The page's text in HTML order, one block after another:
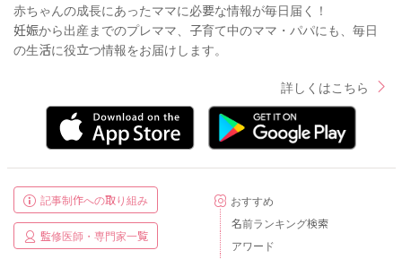
赤ちゃんの成長にあったママに必要な情報が毎日届く！
妊娠から出産までのプレママ、子育て中のママ・パパにも、毎日
の生活に役立つ情報をお届けします。
詳しくはこちら
記事制作への取り組み
監修医師・専門家一覧
おすすめ
名前ランキング検索
アワード